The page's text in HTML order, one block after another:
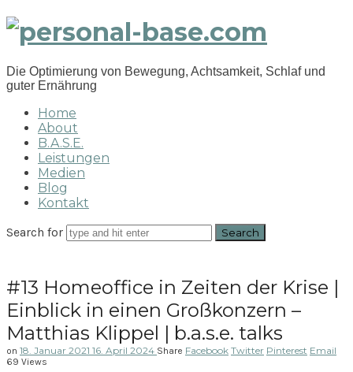
personal-
base.com
Die Optimierung von Bewegung, Achtsamkeit, Schlaf und
guter Ernährung
Home
About
B.A.S.E.
Leistungen
Medien
Blog
Kontakt
Search for
#13 Homeoffice in Zeiten der Krise |
Einblick in einen Großkonzern –
Matthias Klippel | b.a.s.e. talks
on 18. Januar 2021 16. April 2024 Share Facebook Twitter Pinterest Email
69 Views